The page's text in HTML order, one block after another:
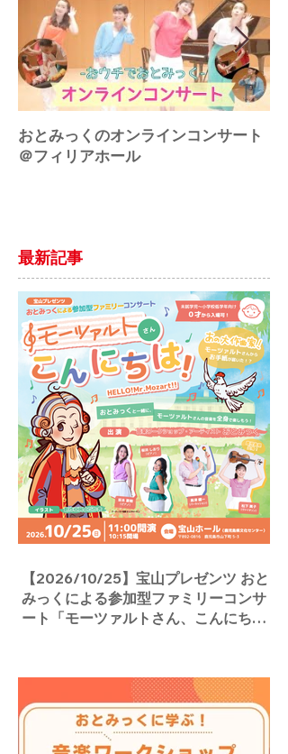
おとみっくのオンラインコンサート
＠フィリアホール
最新記事
【2026/10/25】宝山プレゼンツ おと
みっくによる参加型ファミリーコンサ
ート「モーツァルトさん、こんにち